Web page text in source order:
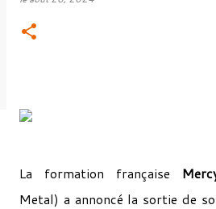
La formation française
Metal) a annoncé la sortie de